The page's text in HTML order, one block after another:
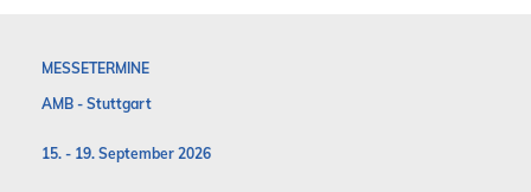
MESSETERMINE
AMB - Stuttgart
15. - 19. September 2026